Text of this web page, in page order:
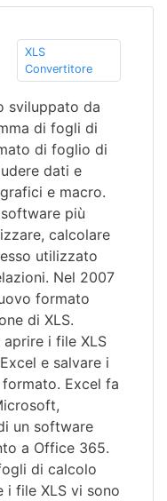
XLS
Convertitore
sviluppato da
di fogli di
di foglio di
dati e
e macro.
più
calcolare
utilizzato
Nel 2007
formato
di XLS.
i file XLS
e salvare i
Excel fa
un software
a Office 365.
di calcolo
i file XLS vi sono